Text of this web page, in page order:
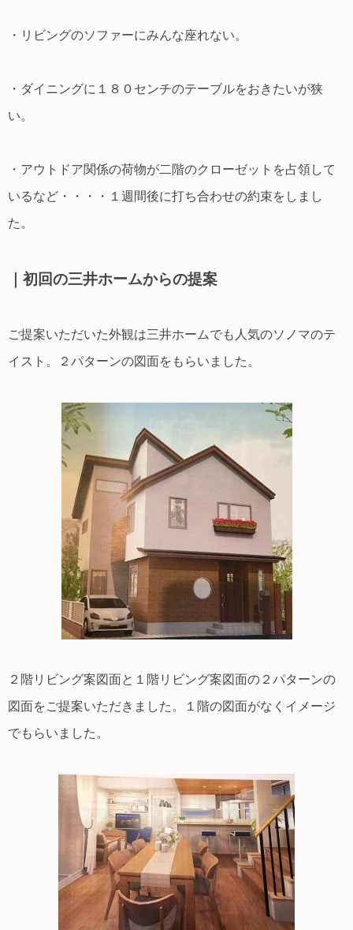
・リビングのソファーにみんな座れない。
・ダイニングに１８０センチのテーブルをおきたいが狭
い。
・アウトドア関係の荷物が二階のクローゼットを占領して
いるなど・・・・１週間後に打ち合わせの約束をしまし
た。
｜初回の三井ホームからの提案
ご提案いただいた外観は三井ホームでも人気のソノマのテ
イスト。２パターンの図面をもらいました。
２階リビング案図面と１階リビング案図面の２パターンの
図面をご提案いただきました。１階の図面がなくイメージ
でもらいました。